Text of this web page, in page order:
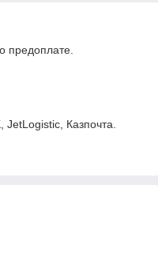
предоплате.
Казпочта.